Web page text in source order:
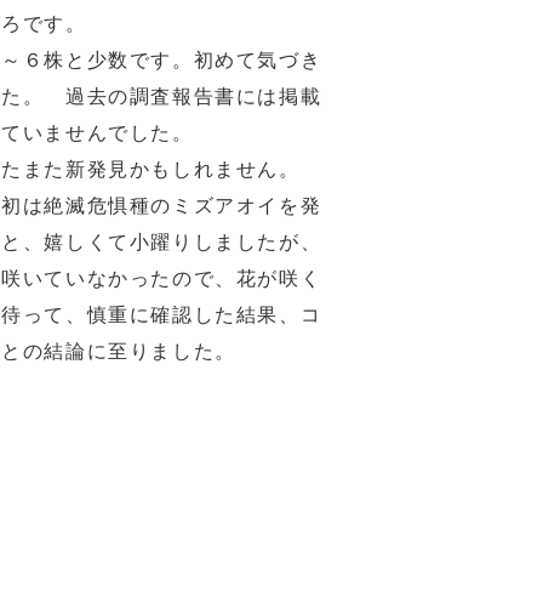
です。
６株と少数です。初めて気づき
た。 過去の調査報告書には掲載
いませんでした。
また新発見かもしれません。
は絶滅危惧種のミズアオイを発
、嬉しくて小躍りしましたが、
いていなかったので、花が咲く
って、慎重に確認した結果、コ
の結論に至りました。